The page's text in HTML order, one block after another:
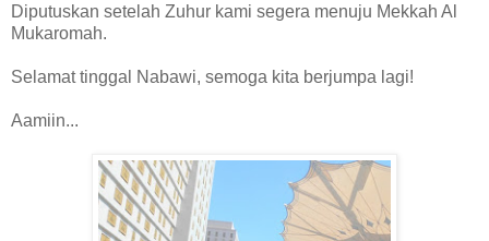
Diputuskan setelah Zuhur kami segera menuju Mekkah Al
Mukaromah.
Selamat tinggal Nabawi, semoga kita berjumpa lagi!
Aamiin...